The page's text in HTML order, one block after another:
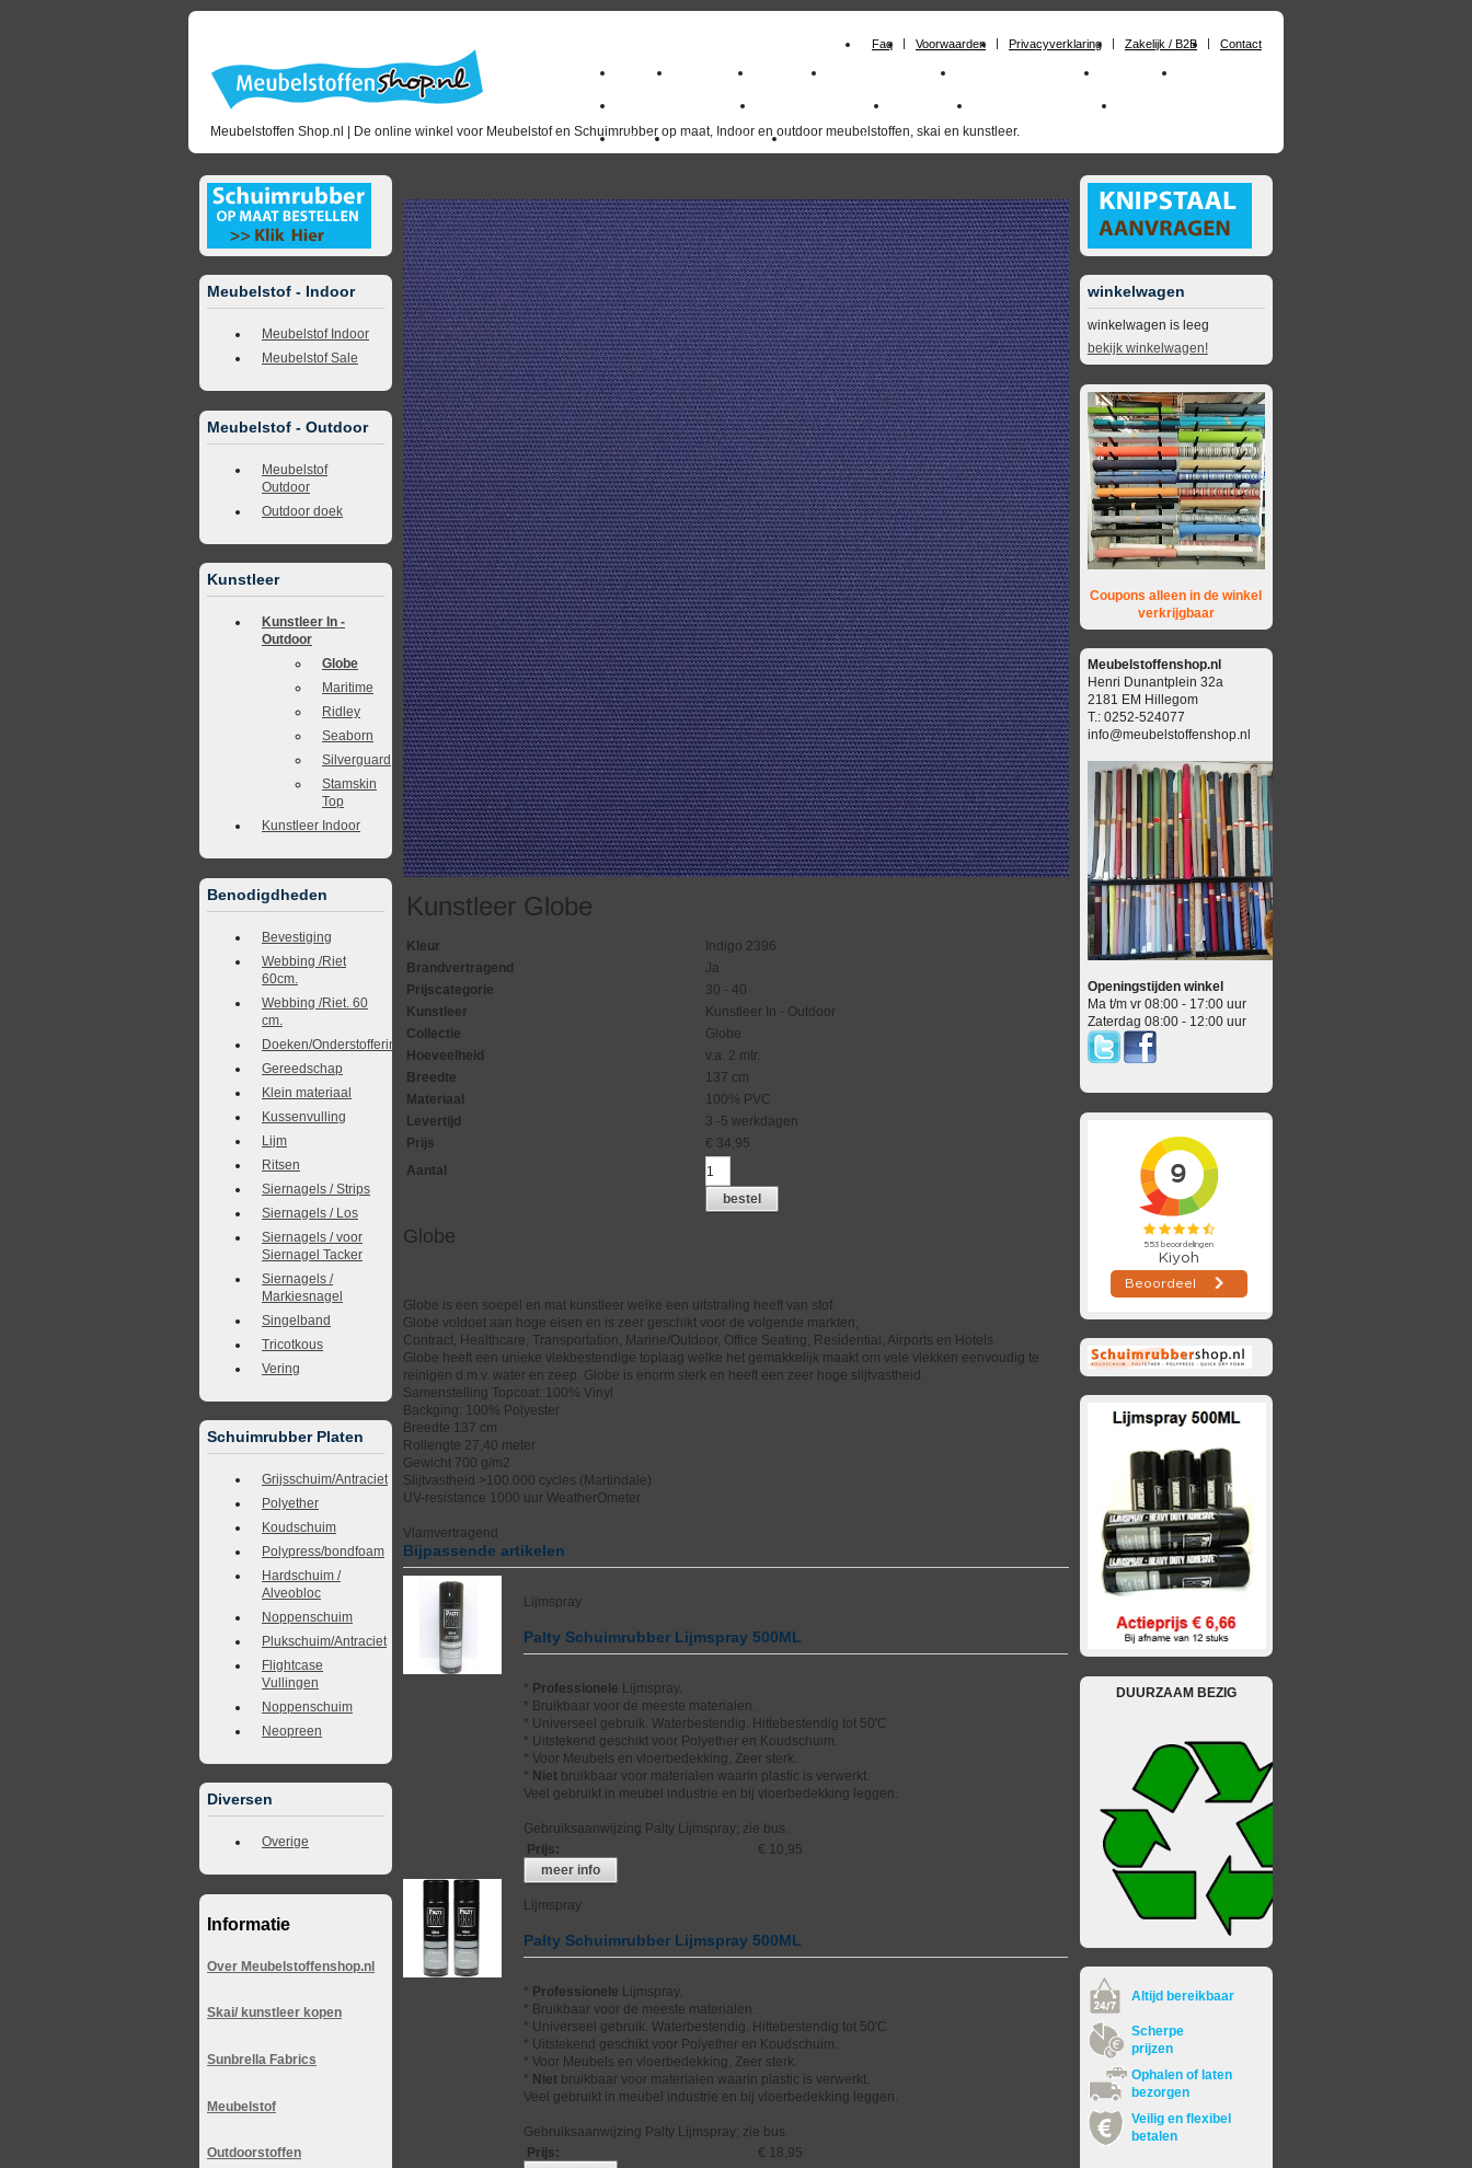
Faq Voorwaarden Privacyverklaring Zakelijk / B2B Contact
Meubelstoffen Shop.nl | De online winkel voor Meubelstof en Schuimrubber op maat, Indoor en outdoor meubelstoffen, skai en kunstleer.
Home Meubelstof Kunstleer Schuimrubberplaten Schuimrubber op maat Materialen
milano_outdoorstoffen skai kunstleer kopen outdoorstof skai_kunstleer outdoor
Outlet Meubelstof indoor duurzaam
Meubelstof - Indoor
Meubelstof Indoor
Meubelstof Sale
Meubelstof - Outdoor
Meubelstof
Outdoor
Outdoor doek
Kunstleer
Kunstleer In -
Outdoor
Globe
Maritime
Ridley
Seaborn
Silverguard
Stamskin
Top
Kunstleer Indoor
Benodigdheden
Bevestiging
Webbing /Riet
60cm.
Webbing /Riet. 60
cm.
Doeken/Onderstoffering
Gereedschap
Klein materiaal
Kussenvulling
Lijm
Ritsen
Siernagels / Strips
Siernagels / Los
Siernagels / voor
Siernagel Tacker
Siernagels /
Markiesnagel
Singelband
Tricotkous
Vering
Schuimrubber Platen
Grijsschuim/Antraciet
Polyether
Koudschuim
Polypress/bondfoam
Hardschuim /
Alveobloc
Noppenschuim
Plukschuim/Antraciet
Flightcase
Vullingen
Noppenschuim
Neopreen
Diversen
Overige
Informatie
Over Meubelstoffenshop.nl
Skai/ kunstleer kopen
Sunbrella Fabrics
Meubelstof
Outdoorstoffen
Kunstleer Globe
Kleur
Indigo 2396
Brandvertragend
Ja
Prijscategorie
30 - 40
Kunstleer
Kunstleer In - Outdoor
Collectie
Globe
Hoeveelheid
v.a. 2 mtr.
Breedte
137 cm
Materiaal
100% PVC
Levertijd
3 -5 werkdagen
Prijs
€ 34,95
Aantal
bestel
Globe
Globe is een soepel en mat kunstleer welke een uitstraling heeft van stof.
Globe voldoet aan hoge eisen en is zeer geschikt voor de volgende markten;
Contract, Healthcare, Transportation, Marine/Outdoor, Office Seating, Residential, Airports en Hotels.
Globe heeft een unieke vlekbestendige toplaag welke het gemakkelijk maakt om vele vlekken eenvoudig te
reinigen d.m.v. water en zeep. Globe is enorm sterk en heeft een zeer hoge slijtvastheid.
Samenstelling Topcoat: 100% Vinyl
Backging: 100% Polyester
Breedte 137 cm
Rollengte 27,40 meter
Gewicht 700 g/m2
Slijtvastheid >100.000 cycles (Martindale)
UV-resistance 1000 uur WeatherOmeter
Vlamvertragend
Bijpassende artikelen
Lijmspray
Palty Schuimrubber Lijmspray 500ML
* Professionele Lijmspray.
* Bruikbaar voor de meeste materialen.
* Universeel gebruik. Waterbestendig. Hittebestendig tot 50'C
* Uitstekend geschikt voor Polyether en Koudschuim.
* Voor Meubels en vloerbedekking, Zeer sterk.
* Niet bruikbaar voor materialen waarin plastic is verwerkt.
Veel gebruikt in meubel industrie en bij vloerbedekking leggen.
Gebruiksaanwijzing Palty Lijmspray; zie bus.
Prijs:
€ 10,95
meer info
Lijmspray
Palty Schuimrubber Lijmspray 500ML
* Professionele Lijmspray.
* Bruikbaar voor de meeste materialen.
* Universeel gebruik. Waterbestendig. Hittebestendig tot 50'C
* Uitstekend geschikt voor Polyether en Koudschuim.
* Voor Meubels en vloerbedekking, Zeer sterk.
* Niet bruikbaar voor materialen waarin plastic is verwerkt.
Veel gebruikt in meubel industrie en bij vloerbedekking leggen.
Gebruiksaanwijzing Palty Lijmspray; zie bus.
Prijs:
€ 18,95
winkelwagen
winkelwagen is leeg
bekijk winkelwagen!
Coupons alleen in de winkel
verkrijgbaar
Meubelstoffenshop.nl
Henri Dunantplein 32a
2181 EM Hillegom
T.: 0252-524077
info@meubelstoffenshop.nl
Openingstijden winkel
Ma t/m vr 08:00 - 17:00 uur
Zaterdag 08:00 - 12:00 uur
DUURZAAM BEZIG
Altijd bereikbaar
Scherpe
prijzen
Ophalen of laten
bezorgen
Veilig en flexibel
betalen